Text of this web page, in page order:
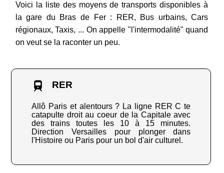
Voici la liste des moyens de transports disponibles à
la gare du Bras de Fer : RER, Bus urbains, Cars
régionaux, Taxis, ... On appelle "l'intermodalité" quand
on veut se la raconter un peu.
RER
Allô Paris et alentours ? La ligne RER C te
catapulte droit au coeur de la Capitale avec
des trains toutes les 10 à 15 minutes.
Direction Versailles pour plonger dans
l'Histoire ou Paris pour un bol d'air culturel.